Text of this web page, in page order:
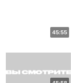
45:55